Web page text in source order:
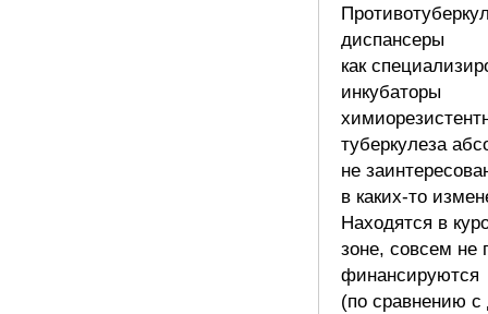
диспансеры
как
инкубаторы
туберкулеза
не
в каких-то
Находятся в
зоне, совсем не
финансируются
(по сравнению с